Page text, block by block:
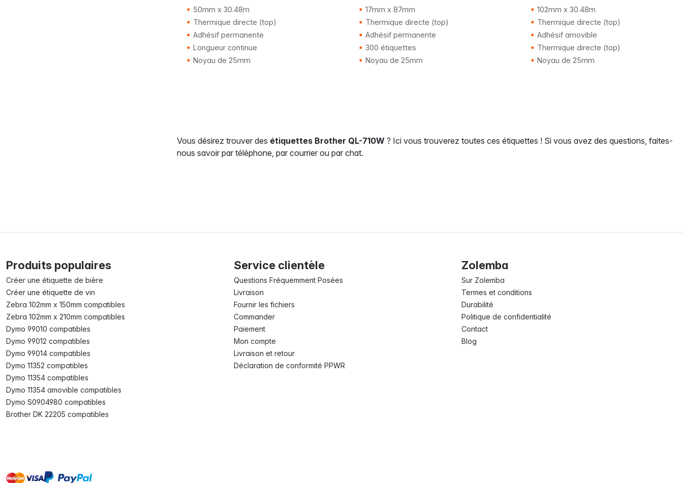
50mm x 30.48m
Thermique directe (top)
Adhésif permanente
Longueur continue
Noyau de 25mm
17mm x 87mm
Thermique directe (top)
Adhésif permanente
300 étiquettes
Noyau de 25mm
102mm x 30.48m
Thermique directe (top)
Adhésif amovible
Thermique directe (top)
Noyau de 25mm
Vous désirez trouver des étiquettes Brother QL-710W ? Ici vous trouverez toutes ces étiquettes ! Si vous avez des questions, faites-
nous savoir par téléphone, par courrier ou par chat.
Produits populaires
Créer une étiquette de bière
Créer une étiquette de vin
Zebra 102mm x 150mm compatibles
Zebra 102mm x 210mm compatibles
Dymo 99010 compatibles
Dymo 99012 compatibles
Dymo 99014 compatibles
Dymo 11352 compatibles
Dymo 11354 compatibles
Dymo 11354 amovible compatibles
Dymo S0904980 compatibles
Brother DK 22205 compatibles
Service clientèle
Questions Fréquemment Posées
Livraison
Fournir les fichiers
Commander
Paiement
Mon compte
Livraison et retour
Déclaration de conformité PPWR
Zolemba
Sur Zolemba
Termes et conditions
Durabilité
Politique de confidentialité
Contact
Blog
mastervisa paypal